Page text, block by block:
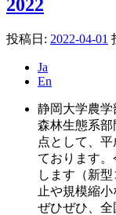
2022
投稿日: 2022-04-01
Ja
En
静岡大学農
森林生態系
点として、
ております
します（新
止や規模縮
ぜひぜひ、全